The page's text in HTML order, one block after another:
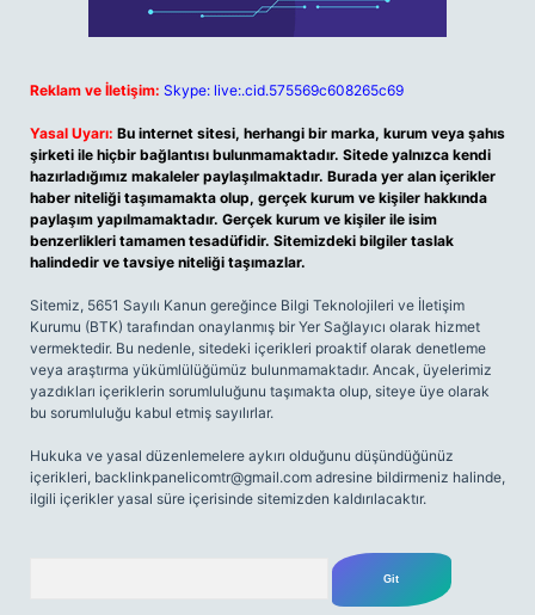
Reklam ve İletişim: Skype: live:.cid.575569c608265c69
Yasal Uyarı: Bu internet sitesi, herhangi bir marka, kurum veya şahıs
şirketi ile hiçbir bağlantısı bulunmamaktadır. Sitede yalnızca kendi
hazırladığımız makaleler paylaşılmaktadır. Burada yer alan içerikler
haber niteliği taşımamakta olup, gerçek kurum ve kişiler hakkında
paylaşım yapılmamaktadır. Gerçek kurum ve kişiler ile isim
benzerlikleri tamamen tesadüfidir. Sitemizdeki bilgiler taslak
halindedir ve tavsiye niteliği taşımazlar.
Sitemiz, 5651 Sayılı Kanun gereğince Bilgi Teknolojileri ve İletişim
Kurumu (BTK) tarafından onaylanmış bir Yer Sağlayıcı olarak hizmet
vermektedir. Bu nedenle, sitedeki içerikleri proaktif olarak denetleme
veya araştırma yükümlülüğümüz bulunmamaktadır. Ancak, üyelerimiz
yazdıkları içeriklerin sorumluluğunu taşımakta olup, siteye üye olarak
bu sorumluluğu kabul etmiş sayılırlar.
Hukuka ve yasal düzenlemelere aykırı olduğunu düşündüğünüz
içerikleri, backlinkpanelicomtr@gmail.com adresine bildirmeniz halinde,
ilgili içerikler yasal süre içerisinde sitemizden kaldırılacaktır.